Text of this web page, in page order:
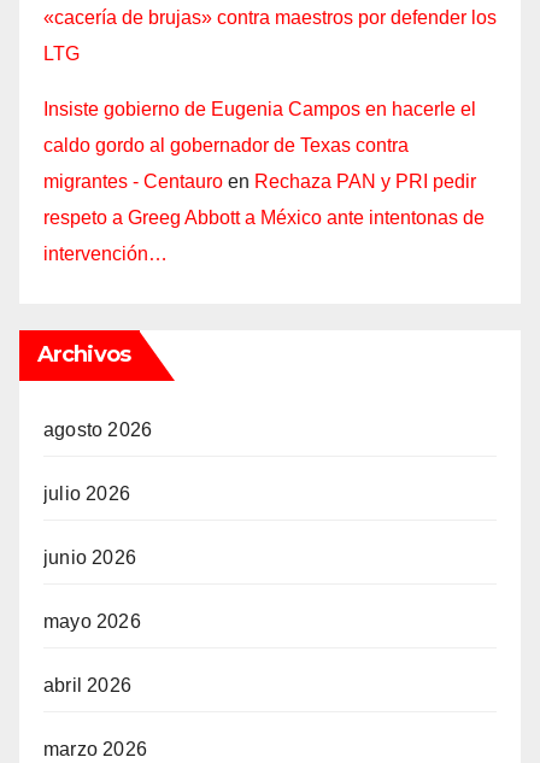
«cacería de brujas» contra maestros por defender los
LTG
Insiste gobierno de Eugenia Campos en hacerle el
caldo gordo al gobernador de Texas contra
migrantes - Centauro en Rechaza PAN y PRI pedir
respeto a Greeg Abbott a México ante intentonas de
intervención…
Archivos
agosto 2026
julio 2026
junio 2026
mayo 2026
abril 2026
marzo 2026